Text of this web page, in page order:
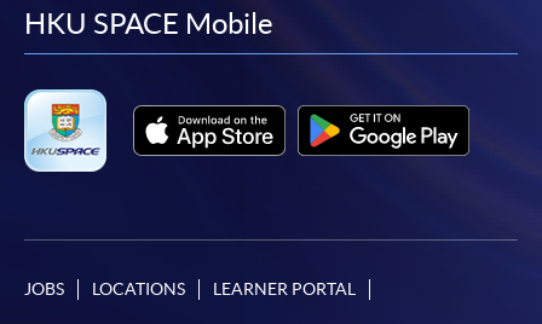
繳費靈網上服務
- 申請人須先開立繳費靈戶口及設
*信用咭網上繳費服務- 申請人可以 VISA 或
Mastercard（包括「香港大學專業進修學院
月免息分期付款優惠，必須親臨本學院設有報名服務的教
facebook
youtube
linkedin
HKU SPACE Mobile
JOBS LOCATIONS LEARNER PORTAL